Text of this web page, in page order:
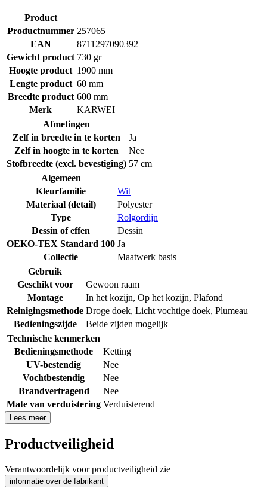
Product
Productnummer 257065
EAN
8711297090392
Gewicht product 730 gr
Hoogte product 1900 mm
Lengte product 60 mm
Breedte product 600 mm
Merk
KARWEI
Afmetingen
Zelf in breedte in te korten
Ja
Zelf in hoogte in te korten
Nee
Stofbreedte (excl. bevestiging) 57 cm
Algemeen
Kleurfamilie
Wit
Materiaal (detail)
Polyester
Type
Rolgordijn
Dessin of effen
Dessin
OEKO-TEX Standard 100 Ja
Collectie
Maatwerk basis
Gebruik
Geschikt voor
Gewoon raam
Montage
In het kozijn, Op het kozijn, Plafond
Reinigingsmethode Droge doek, Licht vochtige doek, Plumeau
Bedieningszijde
Beide zijden mogelijk
Technische kenmerken
Bedieningsmethode
Ketting
UV-bestendig
Nee
Vochtbestendig
Nee
Brandvertragend
Nee
Mate van verduistering Verduisterend
Lees meer
Productveiligheid
Verantwoordelijk voor productveiligheid zie
informatie over de fabrikant